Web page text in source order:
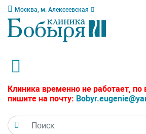
Москва, м. Алексеевская
Клиника временно не работает,
пишите на почту: